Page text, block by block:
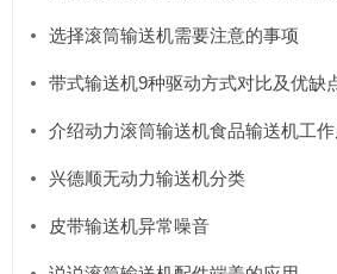
选择滚筒输送机需要注意的事项
介绍动力滚筒输送机食品输送机工
兴德顺无动力输送机分类
皮带输送机异常噪音